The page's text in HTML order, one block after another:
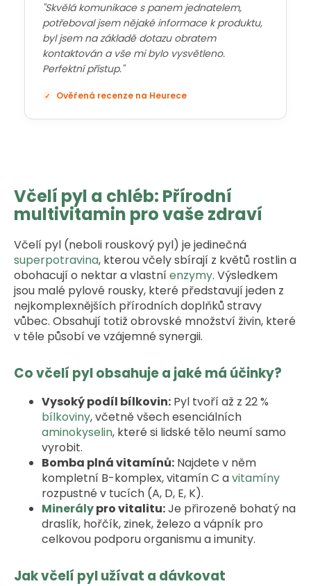
"Skvělá komunikace s panem jednatelem,
potřeboval jsem nějaké informace k produktu,
byl jsem na základě dotazu obratem
kontaktován a vše mi bylo vysvětleno.
Perfektní přístup."
✓ Ověřená recenze na Heurece
Včelí pyl a chléb: Přírodní
multivitamin pro vaše zdraví
Včelí pyl (neboli rouskový pyl) je jedinečná
superpotravina, kterou včely sbírají z květů rostlin a
obohacují o nektar a vlastníenzymy. Výsledkem
jsou malé pylové rousky, které představují jeden z
nejkomplexnějších přírodních doplňků stravy
vůbec. Obsahují totiž obrovské množství živin, které
v těle působí ve vzájemné synergii.
Co včelí pyl obsahuje a jaké má účinky?
Vysoký podíl bílkovin: Pyl tvoří až z 22 %
bílkoviny, včetně všech esenciálních
aminokyselin, které si lidské tělo neumí samo
vyrobit.
Bomba plná vitamínů: Najdete v něm
kompletní B-komplex, vitamín C avitamíny
rozpustné v tucích (A, D, E, K).
Minerálypro vitalitu:Je přirozeně bohatý na
draslík, hořčík, zinek, železo a vápník pro
celkovou podporu organismu a imunity.
Jak včelí pyl užívat a dávkovat